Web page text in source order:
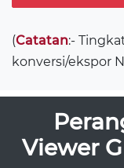
(Catatan:-
konversi/ekspor
Viewer